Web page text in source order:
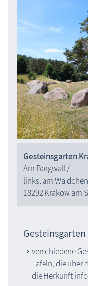
Gesteinsgarten
Am Borgwall /
links, am Wäldchen
18292 Krakow am
verschiedene
Tafeln, die über
die Herkunft